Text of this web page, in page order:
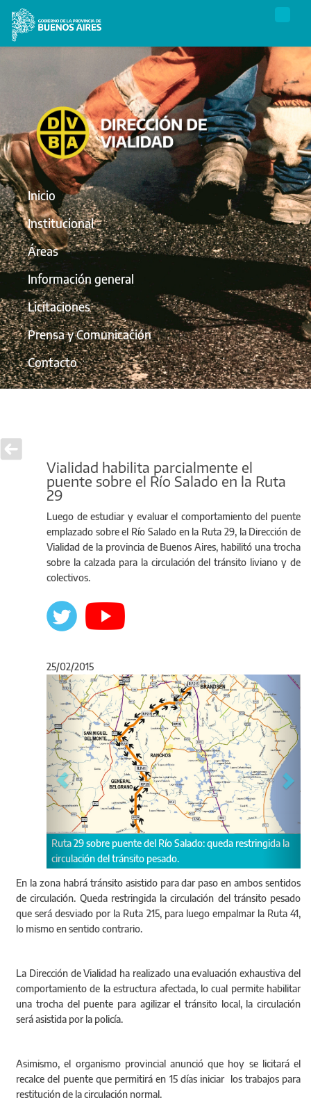
Inicio
Institucional
Áreas
Información general
Licitaciones
Prensa y Comunicación
Contacto
Vialidad habilita parcialmente el
puente sobre el Río Salado en la Ruta
29
Luego de estudiar y evaluar el comportamiento del puente
emplazado sobre el Río Salado en la Ruta 29, la Dirección de
Vialidad de la provincia de Buenos Aires, habilitó una trocha
sobre la calzada para la circulación del tránsito liviano y de
colectivos.
25/02/2015
Ruta 29 sobre puente del Río Salado: queda restringida la
circulación del tránsito pesado.
Anterior
En la zona habrá tránsito asistido para dar paso en ambos sentidos
de circulación. Queda restringida la circulación del tránsito pesado
que será desviado por la Ruta 215, para luego empalmar la Ruta 41,
lo mismo en sentido contrario.
La Dirección de Vialidad ha realizado una evaluación exhaustiva del
comportamiento de la estructura afectada, lo cual permite habilitar
una trocha del puente para agilizar el tránsito local, la circulación
será asistida por la policía.
Asimismo, el organismo provincial anunció que hoy se licitará el
recalce del puente que permitirá en 15 días iniciar los trabajos para
restitución de la circulación normal.